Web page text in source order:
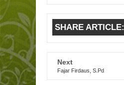
SHARE ARTICLE:
Next
Fajar Firdaus, S.Pd